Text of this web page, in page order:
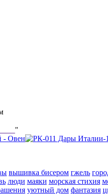
"
вышивка бисером гжель
люди маяки морская стихия
уютный дом фантазия